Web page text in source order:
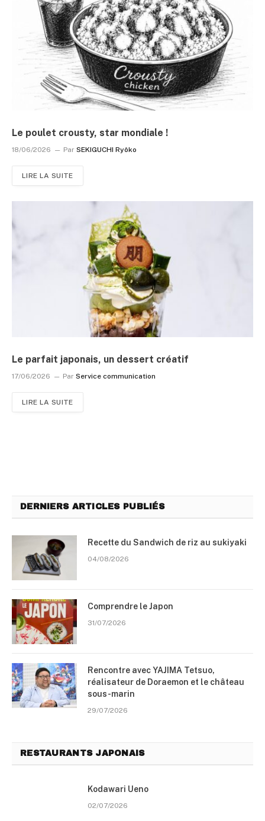
Le poulet crousty, star mondiale !
18/06/2026 Par SEKIGUCHI Ryôko
LIRE LA SUITE
Le parfait japonais, un dessert créatif
17/06/2026 Par Service communication
LIRE LA SUITE
DERNIERS ARTICLES PUBLIÉS
Recette du Sandwich de riz au sukiyaki
04/08/2026
Comprendre le Japon
31/07/2026
Rencontre avec YAJIMA Tetsuo,
réalisateur de Doraemon et le château
sous-marin
29/07/2026
RESTAURANTS JAPONAIS
Kodawari Ueno
02/07/2026